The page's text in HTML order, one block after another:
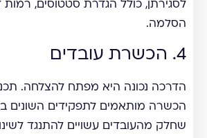
לסגירתן, כולל הגדרת סטטוסים, רמות
הסלמה.
4. הכשרת עובדים
הדרכה נכונה היא מפתח להצלחה.
הכשרה מותאמים לתפקידים השונים
שחלק מהעובדים עשויים להתנגד